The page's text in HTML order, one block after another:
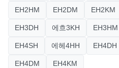
EH2HM EH2DM EH2KM
EH3DH 에흐3KH EH3HM
EH4SH 에헤4HH EH4DH
EH4DM EH4KM